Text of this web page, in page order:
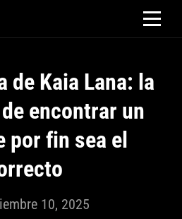
de Kaia Lana: la
encontrar un
por fin sea el
10, 2025